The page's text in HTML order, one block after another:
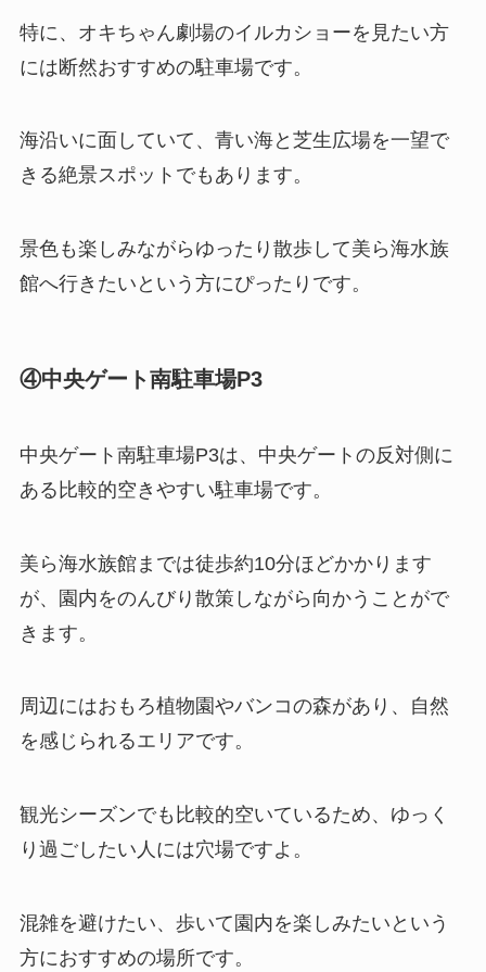
特に、オキちゃん劇場のイルカショーを見たい方
には断然おすすめの駐車場です。
海沿いに面していて、青い海と芝生広場を一望で
きる絶景スポットでもあります。
景色も楽しみながらゆったり散歩して美ら海水族
館へ行きたいという方にぴったりです。
④中央ゲート南駐車場P3
中央ゲート南駐車場P3は、中央ゲートの反対側に
ある比較的空きやすい駐車場です。
美ら海水族館までは徒歩約10分ほどかかります
が、園内をのんびり散策しながら向かうことがで
きます。
周辺にはおもろ植物園やバンコの森があり、自然
を感じられるエリアです。
観光シーズンでも比較的空いているため、ゆっく
り過ごしたい人には穴場ですよ。
混雑を避けたい、歩いて園内を楽しみたいという
方におすすめの場所です。